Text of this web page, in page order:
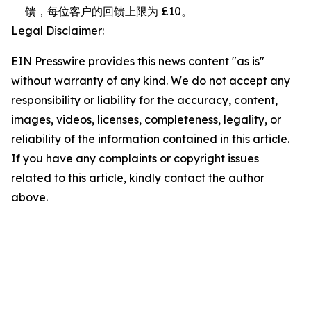
馈，每位客户的回馈上限为 £10。
Legal Disclaimer:
EIN Presswire provides this news content "as is"
without warranty of any kind. We do not accept any
responsibility or liability for the accuracy, content,
images, videos, licenses, completeness, legality, or
reliability of the information contained in this article.
If you have any complaints or copyright issues
related to this article, kindly contact the author
above.